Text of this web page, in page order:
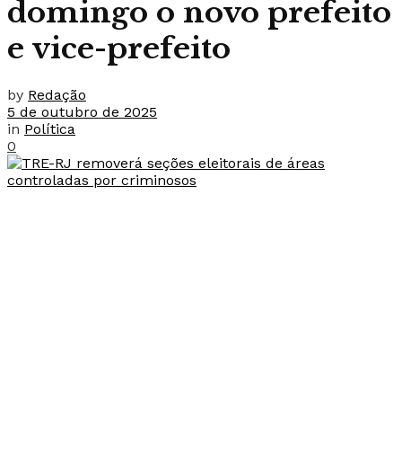
domingo o novo prefeito
e vice-prefeito
by Redação
5 de outubro de 2025
in Política
0